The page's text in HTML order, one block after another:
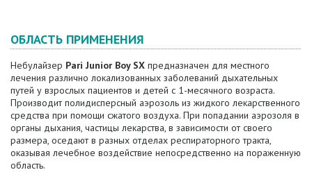
ОБЛАСТЬ ПРИМЕНЕНИЯ
Небулайзер Pari Junior Boy SX предназначен для местного
лечения различно локализованных заболеваний дыхательных
путей у взрослых пациентов и детей с 1-месячного возраста.
Производит полидисперсный аэрозоль из жидкого лекарственного
средства при помощи сжатого воздуха. При попадании аэрозоля в
органы дыхания, частицы лекарства, в зависимости от своего
размера, оседают в разных отделах респираторного тракта,
оказывая лечебное воздействие непосредственно на пораженную
область.